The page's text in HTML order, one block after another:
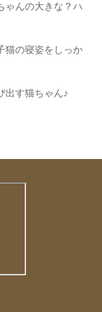
ゃんの大きな？ハ
猫の寝姿をしっか
出す猫ちゃん♪